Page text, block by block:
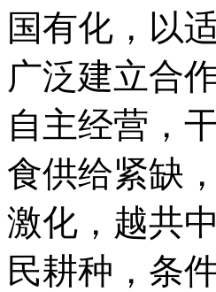
国有化，以
广泛建立合
自主经营，
食供给紧缺
激化，越共
民耕种，条